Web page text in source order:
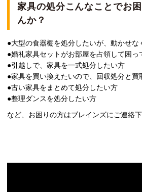
家具の処分こんなことでお
んか？
●大型の食器棚を処分したいが、動かせな
●婚礼家具セットがお部屋を占領して困っ
●引越しで、家具を一式処分したい方
●家具を買い換えたいので、回収処分と買
●古い家具をまとめて処分したい方
●整理ダンスを処分したい方
など、お困りの方はブレインズにご連絡下